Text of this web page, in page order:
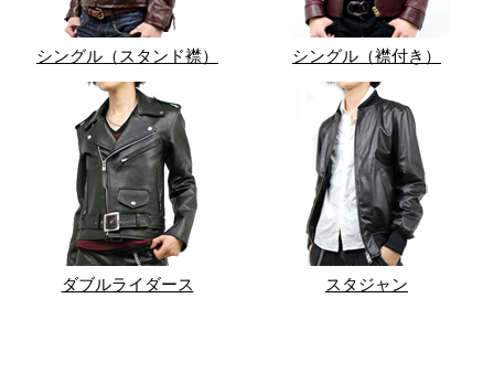
シングル（スタンド襟） シングル（襟付き）
ダブルライダース スタジャン